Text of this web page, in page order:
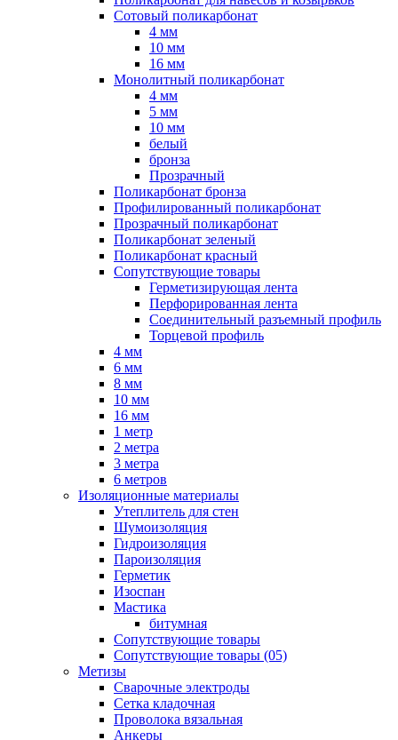
Сотовый поликарбонат
4 мм
10 мм
16 мм
Монолитный поликарбонат
4 мм
5 мм
10 мм
белый
бронза
Прозрачный
Поликарбонат бронза
Профилированный поликарбонат
Прозрачный поликарбонат
Поликарбонат зеленый
Поликарбонат красный
Сопутствующие товары
Герметизирующая лента
Перфорированная лента
Соединительный разъемный профиль
Торцевой профиль
4 мм
6 мм
8 мм
10 мм
16 мм
1 метр
2 метра
3 метра
6 метров
Изоляционные материалы
Утеплитель для стен
Шумоизоляция
Гидроизоляция
Пароизоляция
Герметик
Изоспан
Мастика
битумная
Сопутствующие товары
Сопутствующие товары (05)
Метизы
Сварочные электроды
Сетка кладочная
Проволока вязальная
Анкеры